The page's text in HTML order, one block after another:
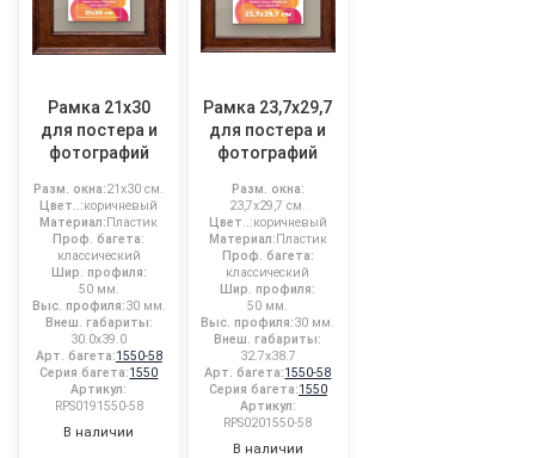
Рамка 21x30
для постера и
фотографий
Разм. окна:21x30 см.
Цвет..:коричневый
Материал:Пластик
Проф. багета:
классический
Шир. профиля:
50 мм.
Выс. профиля:30 мм.
Внеш. габариты:
30.0x39.0
Арт. багета:1550-58
Серия багета:1550
Артикул:
RPS0191550-58
В наличии
Рамка 23,7x29,7
для постера и
фотографий
Разм. окна:
23,7x29,7 см.
Цвет..:коричневый
Материал:Пластик
Проф. багета:
классический
Шир. профиля:
50 мм.
Выс. профиля:30 мм.
Внеш. габариты:
32.7x38.7
Арт. багета:1550-58
Серия багета:1550
Артикул:
RPS0201550-58
В наличии